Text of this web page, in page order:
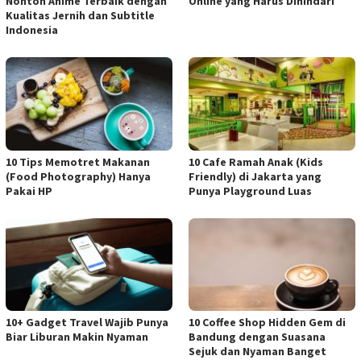
Kualitas Jernih dan Subtitle
Indonesia
10 Tips Memotret Makanan
(Food Photography) Hanya
Pakai HP
10 Cafe Ramah Anak (Kids
Friendly) di Jakarta yang
Punya Playground Luas
10+ Gadget Travel Wajib Punya
Biar Liburan Makin Nyaman
10 Coffee Shop Hidden Gem di
Bandung dengan Suasana
Sejuk dan Nyaman Banget